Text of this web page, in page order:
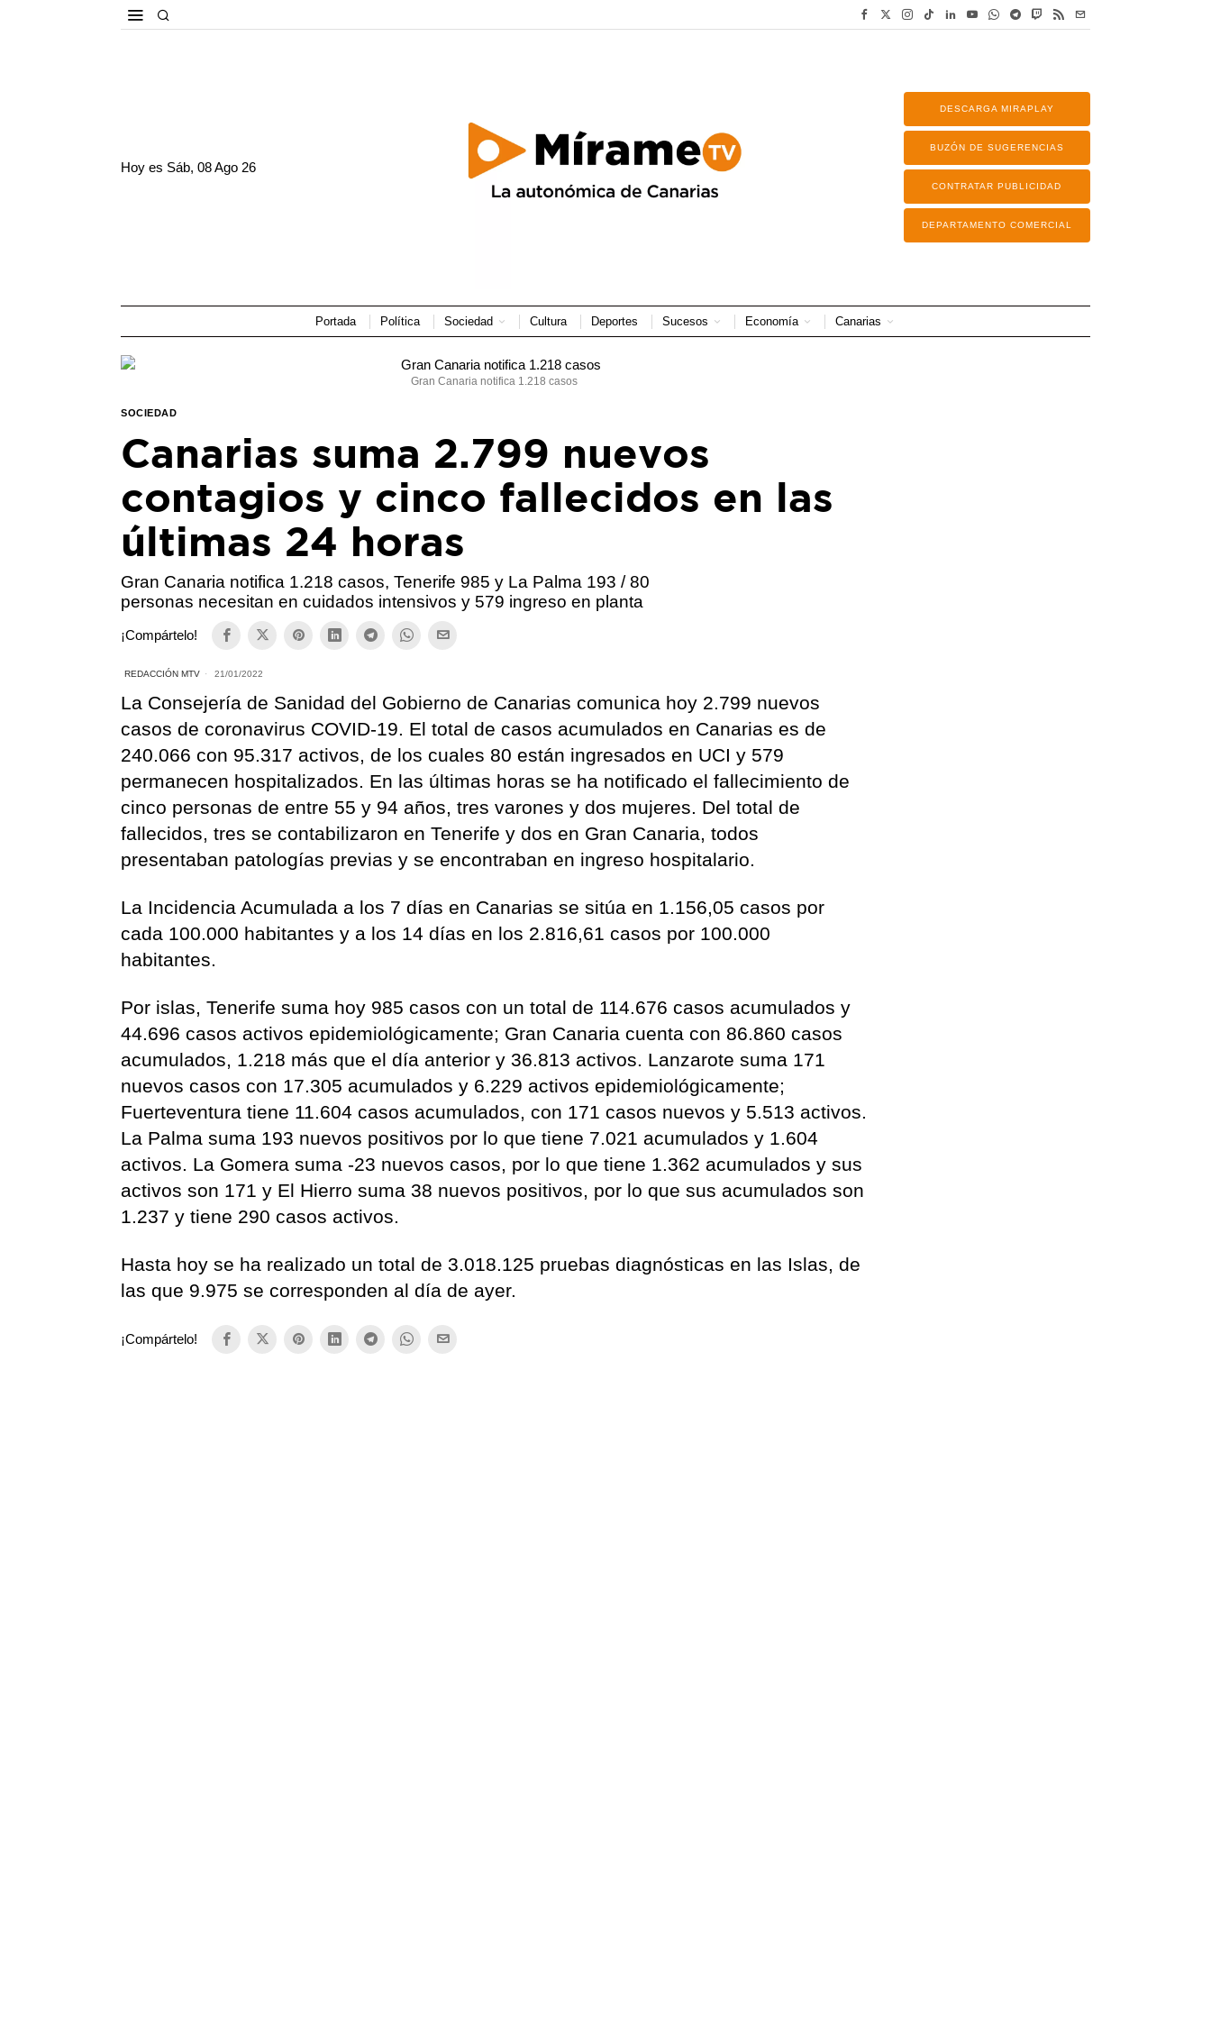
Hoy es Sáb, 08 Ago 26
DESCARGA MIRAPLAY
BUZÓN DE SUGERENCIAS
CONTRATAR PUBLICIDAD
DEPARTAMENTO COMERCIAL
Portada Política Sociedad Cultura Deportes Sucesos Economía Canarias
Gran Canaria notifica 1.218 casos
SOCIEDAD
Canarias suma 2.799 nuevos
contagios y cinco fallecidos en las
últimas 24 horas
Gran Canaria notifica 1.218 casos, Tenerife 985 y La Palma 193 / 80
personas necesitan en cuidados intensivos y 579 ingreso en planta
¡Compártelo!
REDACCIÓN MTV 21/01/2022
La Consejería de Sanidad del Gobierno de Canarias comunica hoy 2.799 nuevos
casos de coronavirus COVID-19. El total de casos acumulados en Canarias es de
240.066 con 95.317 activos, de los cuales 80 están ingresados en UCI y 579
permanecen hospitalizados. En las últimas horas se ha notificado el fallecimiento de
cinco personas de entre 55 y 94 años, tres varones y dos mujeres. Del total de
fallecidos, tres se contabilizaron en Tenerife y dos en Gran Canaria, todos
presentaban patologías previas y se encontraban en ingreso hospitalario.
La Incidencia Acumulada a los 7 días en Canarias se sitúa en 1.156,05 casos por
cada 100.000 habitantes y a los 14 días en los 2.816,61 casos por 100.000
habitantes.
Por islas, Tenerife suma hoy 985 casos con un total de 114.676 casos acumulados y
44.696 casos activos epidemiológicamente; Gran Canaria cuenta con 86.860 casos
acumulados, 1.218 más que el día anterior y 36.813 activos. Lanzarote suma 171
nuevos casos con 17.305 acumulados y 6.229 activos epidemiológicamente;
Fuerteventura tiene 11.604 casos acumulados, con 171 casos nuevos y 5.513 activos.
La Palma suma 193 nuevos positivos por lo que tiene 7.021 acumulados y 1.604
activos. La Gomera suma -23 nuevos casos, por lo que tiene 1.362 acumulados y sus
activos son 171 y El Hierro suma 38 nuevos positivos, por lo que sus acumulados son
1.237 y tiene 290 casos activos.
Hasta hoy se ha realizado un total de 3.018.125 pruebas diagnósticas en las Islas, de
las que 9.975 se corresponden al día de ayer.
¡Compártelo!